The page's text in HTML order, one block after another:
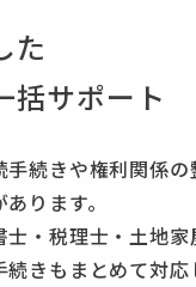
た
括サポート
続きや権利関係
ります。
・税理士・土地
きもまとめて対